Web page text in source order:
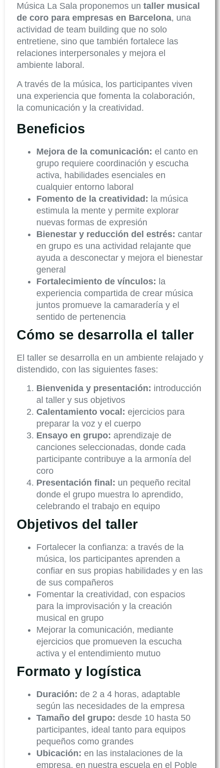
Música La Sala proponemos un taller musical
de coro para empresas en Barcelona, una
actividad de team building que no solo
entretiene, sino que también fortalece las
relaciones interpersonales y mejora el
ambiente laboral.
A través de la música, los participantes viven
una experiencia que fomenta la colaboración,
la comunicación y la creatividad.
Beneficios
Mejora de la comunicación: el canto en
grupo requiere coordinación y escucha
activa, habilidades esenciales en
cualquier entorno laboral
Fomento de la creatividad: la música
estimula la mente y permite explorar
nuevas formas de expresión
Bienestar y reducción del estrés: cantar
en grupo es una actividad relajante que
ayuda a desconectar y mejora el bienestar
general
Fortalecimiento de vínculos: la
experiencia compartida de crear música
juntos promueve la camaradería y el
sentido de pertenencia
Cómo se desarrolla el taller
El taller se desarrolla en un ambiente relajado y
distendido, con las siguientes fases:
Bienvenida y presentación: introducción
al taller y sus objetivos
Calentamiento vocal: ejercicios para
preparar la voz y el cuerpo
Ensayo en grupo: aprendizaje de
canciones seleccionadas, donde cada
participante contribuye a la armonía del
coro
Presentación final: un pequeño recital
donde el grupo muestra lo aprendido,
celebrando el trabajo en equipo
Objetivos del taller
Fortalecer la confianza: a través de la
música, los participantes aprenden a
confiar en sus propias habilidades y en las
de sus compañeros
Fomentar la creatividad, con espacios
para la improvisación y la creación
musical en grupo
Mejorar la comunicación, mediante
ejercicios que promueven la escucha
activa y el entendimiento mutuo
Formato y logística
Duración: de 2 a 4 horas, adaptable
según las necesidades de la empresa
Tamaño del grupo: desde 10 hasta 50
participantes, ideal tanto para equipos
pequeños como grandes
Ubicación: en las instalaciones de la
empresa, en nuestra escuela en el Poble